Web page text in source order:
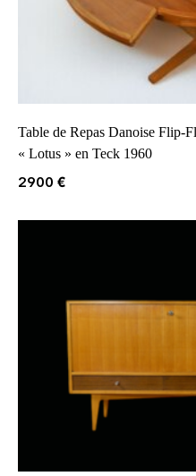
Table de Repas Danoise Flip-
« Lotus » en Teck 1960
2900 €